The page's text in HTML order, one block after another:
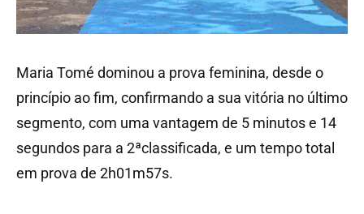
Maria Tomé dominou a prova feminina, desde o
princípio ao fim, confirmando a sua vitória no último
segmento, com uma vantagem de 5 minutos e 14
segundos para a 2ªclassificada, e um tempo total
em prova de 2h01m57s.